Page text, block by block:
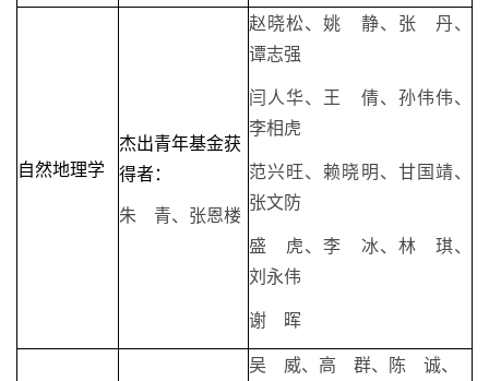
自然地理学
杰出青年基金获
得者：
朱 青、张恩楼
赵晓松、姚 静、张 丹、
谭志强
闫人华、王 倩、孙伟伟、
李相虎
范兴旺、赖晓明、甘国靖、
张文防
盛 虎、李 冰、林 琪、
刘永伟
谢 晖
吴 威、高 群、陈 诚、